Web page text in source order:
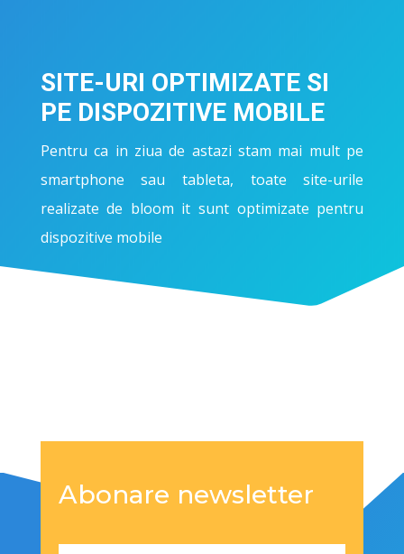
SITE-URI OPTIMIZATE SI
PE DISPOZITIVE MOBILE
Pentru ca in ziua de astazi stam mai mult pe
smartphone sau tableta, toate site-urile
realizate de bloom it sunt optimizate pentru
dispozitive mobile
Abonare newsletter